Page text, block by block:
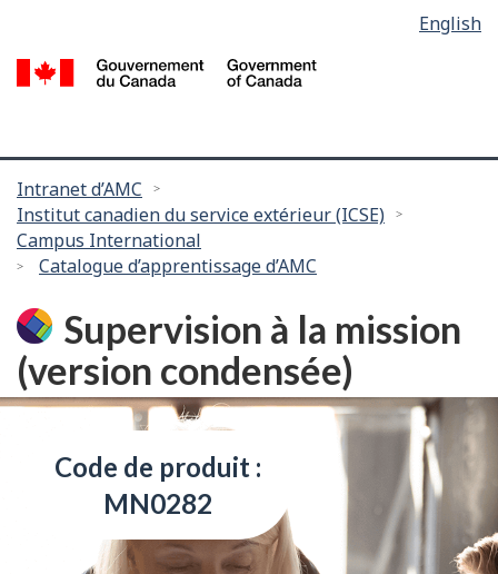
contenu
selection
English
Vous
êtes
ici :
Intranet d’AMC
Institut canadien du service extérieur (ICSE)
Campus International
Catalogue d’apprentissage d’AMC
Supervision à la mission
(version condensée)
Code de produit :
MN0282